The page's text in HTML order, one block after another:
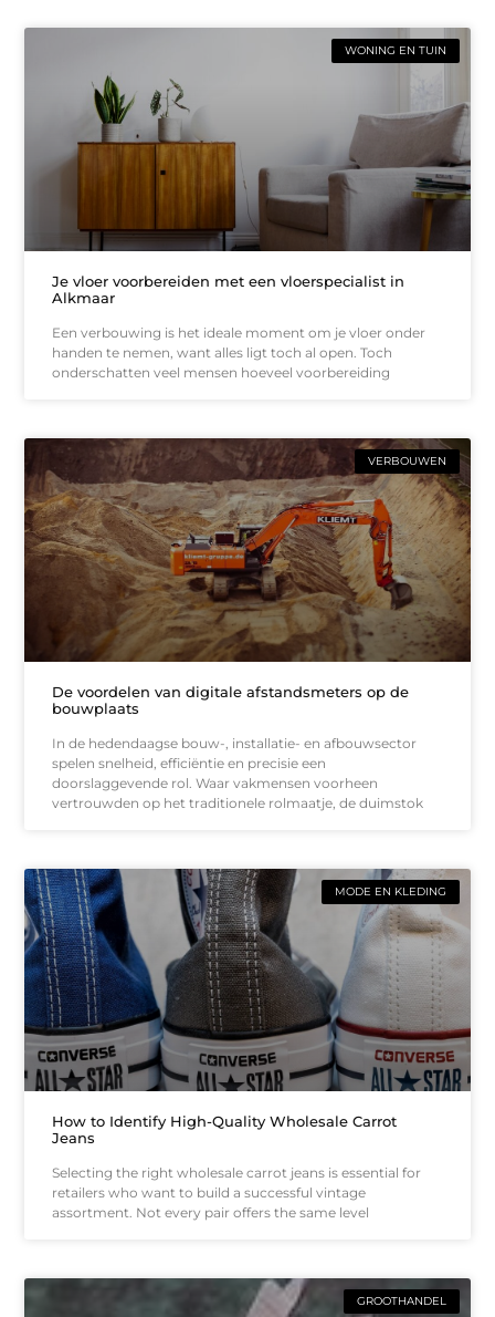
WONING EN TUIN
Je vloer voorbereiden met een vloerspecialist in
Alkmaar
Een verbouwing is het ideale moment om je vloer onder
handen te nemen, want alles ligt toch al open. Toch
onderschatten veel mensen hoeveel voorbereiding
VERBOUWEN
De voordelen van digitale afstandsmeters op de
bouwplaats
In de hedendaagse bouw-, installatie- en afbouwsector
spelen snelheid, efficiëntie en precisie een
doorslaggevende rol. Waar vakmensen voorheen
vertrouwden op het traditionele rolmaatje, de duimstok
MODE EN KLEDING
How to Identify High-Quality Wholesale Carrot
Jeans
Selecting the right wholesale carrot jeans is essential for
retailers who want to build a successful vintage
assortment. Not every pair offers the same level
GROOTHANDEL